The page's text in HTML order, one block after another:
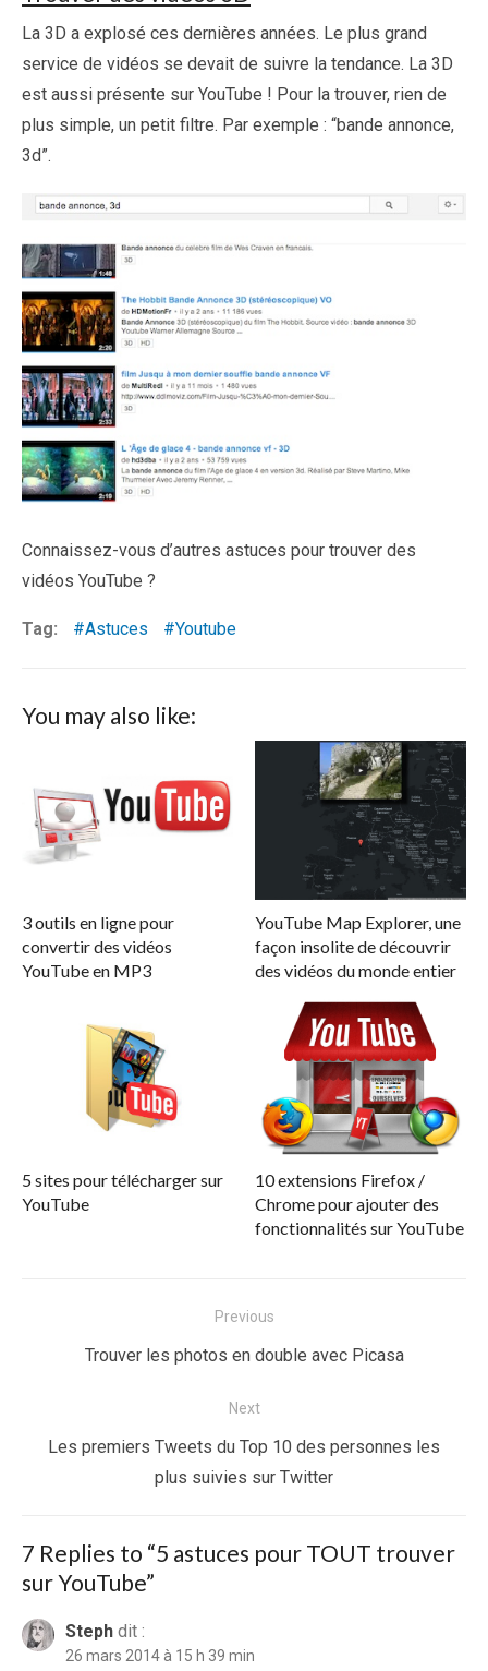
La 3D a explosé ces dernières années. Le plus grand
service de vidéos se devait de suivre la tendance. La 3D
est aussi présente sur YouTube ! Pour la trouver, rien de
plus simple, un petit filtre. Par exemple : “bande annonce,
3d”.
Connaissez-vous d’autres astuces pour trouver des
vidéos YouTube ?
Tag: Astuces Youtube
You may also like:
3 outils en ligne pour
convertir des vidéos
YouTube en MP3
YouTube Map Explorer, une
façon insolite de découvrir
des vidéos du monde entier
5 sites pour télécharger sur
YouTube
10 extensions Firefox /
Chrome pour ajouter des
fonctionnalités sur YouTube
Previous
Previous
Trouver les photos en double avec Picasa
Next
Next
Les premiers Tweets du Top 10 des personnes les
plus suivies sur Twitter
7 Replies to “5 astuces pour TOUT trouver
sur YouTube”
Steph dit :
26 mars 2014 à 15 h 39 min